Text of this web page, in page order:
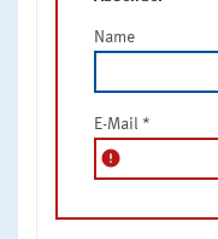
Name
E-Mail *
error